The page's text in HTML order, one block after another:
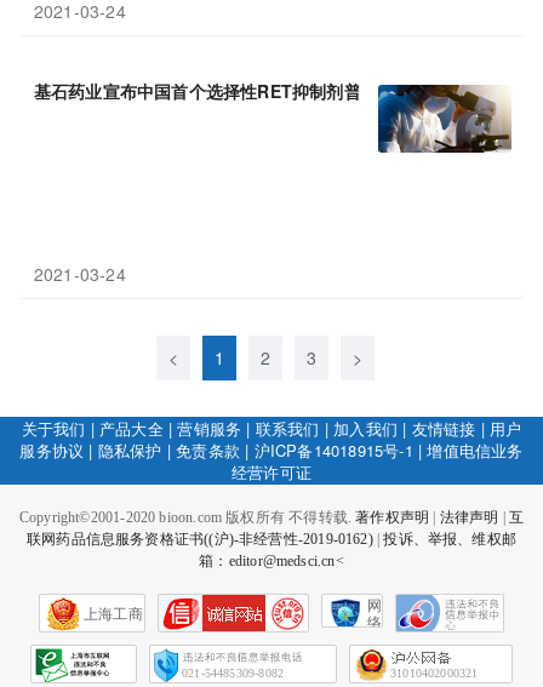
2021-03-24
基石药业宣布中国首个选择性RET抑制剂普吉华®（普拉替尼胶囊
2021-03-24
< 1 2 3 >
关于我们 | 产品大全|营销服务 | 联系我们 | 加入我们 | 友情链接 | 用户
服务协议 | 隐私保护 |免责条款 | 沪ICP备14018915号-1 |增值电信业务
经营许可证
Copyright©2001-2020 bioon.com 版权所有 不得转载.著作权声明 法律声明
互
联网药品信息服务资格证书((沪)-非经营性-2019-0162)|投诉、举报、维权邮
箱：editor@medsci.cn<
上海工商
网
络
会
征
021-54485309-8082 31010402000321